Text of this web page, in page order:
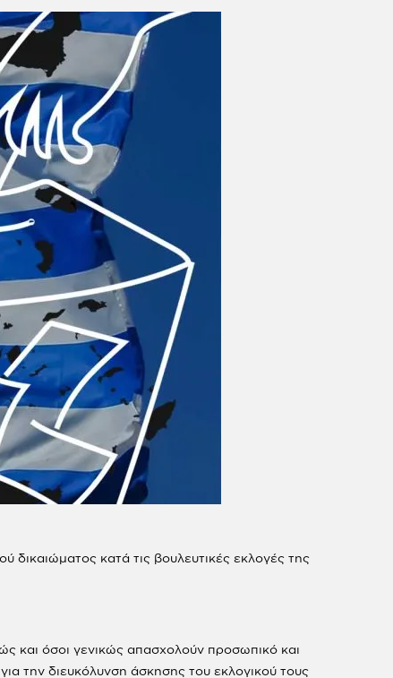
κατά τις βουλευτικές εκλογές της
και όσοι γενικώς απασχολούν προσωπικό και
την διευκόλυνση άσκησης του εκλογικού τους